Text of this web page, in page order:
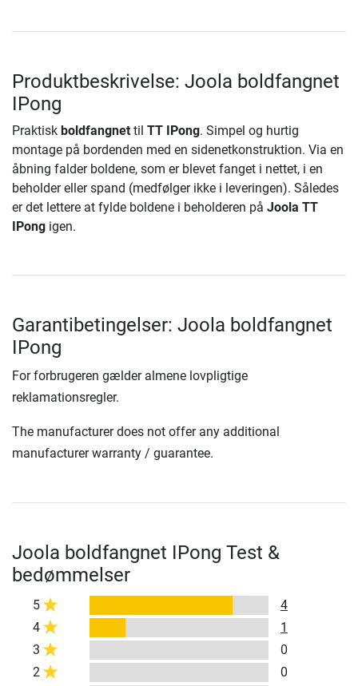
Produktbeskrivelse: Joola boldfangnet
IPong
Praktisk boldfangnet til TT IPong. Simpel og hurtig
montage på bordenden med en sidenetkonstruktion. Via en
åbning falder boldene, som er blevet fanget i nettet, i en
beholder eller spand (medfølger ikke i leveringen). Således
er det lettere at fylde boldene i beholderen på Joola TT
IPong igen.
Garantibetingelser: Joola boldfangnet
IPong
For forbrugeren gælder almene lovpligtige
reklamationsregler.
The manufacturer does not offer any additional
manufacturer warranty / guarantee.
Joola boldfangnet IPong Test &
bedømmelser
5
4
4
1
3
0
2
0